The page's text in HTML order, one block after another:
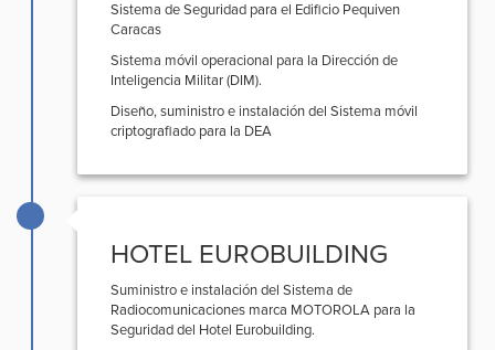
Sistema de Seguridad para el Edificio Pequiven
Caracas
Sistema móvil operacional para la Dirección de
Inteligencia Militar (DIM).
Diseño, suministro e instalación del Sistema móvil
criptografiado para la DEA
HOTEL EUROBUILDING
Suministro e instalación del Sistema de
Radiocomunicaciones marca MOTOROLA para la
Seguridad del Hotel Eurobuilding.